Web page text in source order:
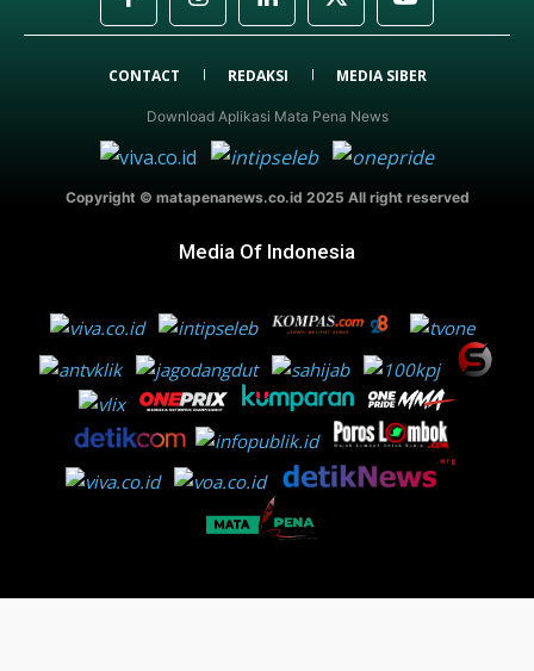
CONTACT REDAKSI MEDIA SIBER
Download Aplikasi Mata Pena News
Copyright © matapenanews.co.id 2025 All right reserved
Media Of Indonesia